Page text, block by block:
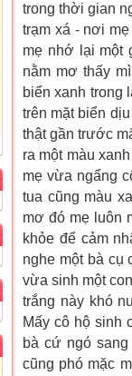
trong thời gian
trạm xá - nơi
mẹ nhớ lại một
nằm mơ thấy
biển xanh trong
trên mặt biển
thật gần trước
ra một màu
mẹ vừa ngẩng
tua cũng màu
mơ đó mẹ luôn
khỏe để cảm
nghe một bà cụ
vừa sinh một
trắng này khó
Mấy cô hộ sinh
bà cứ ngó
cũng phó mặc